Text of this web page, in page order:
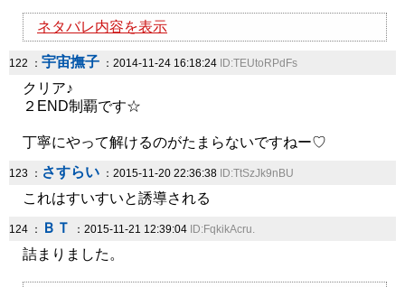
ネタバレ内容を表示
122 ： 宇宙撫子 ：2014-11-24 16:18:24 ID:TEUtoRPdFs
クリア♪
２END制覇です☆
丁寧にやって解けるのがたまらないですねー♡
123 ： さすらい ：2015-11-20 22:36:38 ID:TtSzJk9nBU
これはすいすいと誘導される
124 ： ＢＴ ：2015-11-21 12:39:04 ID:FqkikAcru.
詰まりました。